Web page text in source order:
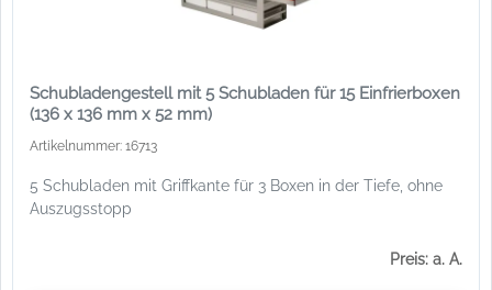
Schubladengestell mit 5 Schubladen für 15 Einfrierboxen
(136 x 136 mm x 52 mm)
Artikelnummer: 16713
5 Schubladen mit Griffkante für 3 Boxen in der Tiefe, ohne
Auszugsstopp
Preis: a. A.